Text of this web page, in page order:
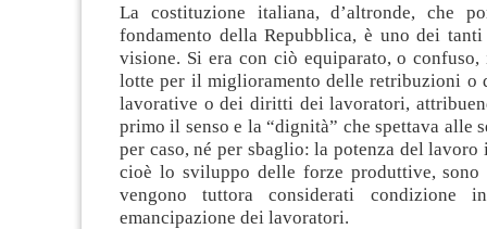
La costituzione italiana, d’altronde, che
fondamento della Repubblica, è uno dei
visione. Si era con ciò equiparato, o
lotte per il miglioramento delle retribuzioni o
lavorative o dei diritti dei lavoratori,
primo il senso e la “dignità” che spettava alle
per caso, né per sbaglio: la potenza del
cioè lo sviluppo delle forze produttive, sono
vengono tuttora considerati condizione
emancipazione dei lavoratori.